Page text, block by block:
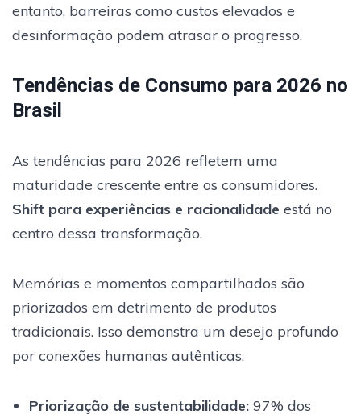
entanto, barreiras como custos elevados e
desinformação podem atrasar o progresso.
Tendências de Consumo para 2026 no
Brasil
As tendências para 2026 refletem uma
maturidade crescente entre os consumidores.
Shift para experiências e racionalidade está no
centro dessa transformação.
Memórias e momentos compartilhados são
priorizados em detrimento de produtos
tradicionais. Isso demonstra um desejo profundo
por conexões humanas autênticas.
Priorização de sustentabilidade:97% dos